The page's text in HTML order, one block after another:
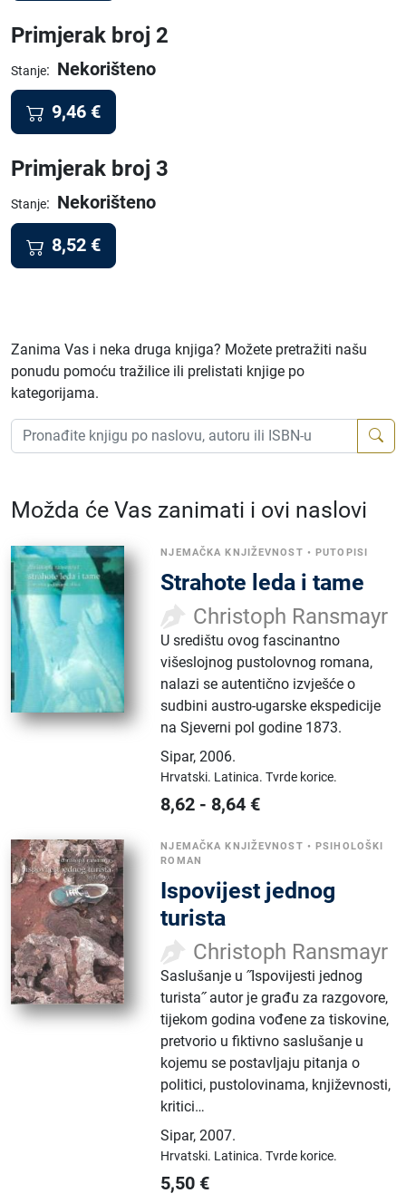
Primjerak broj 2
Stanje: Nekorišteno
9,46 €
Primjerak broj 3
Stanje: Nekorišteno
8,52 €
Zanima Vas i neka druga knjiga? Možete pretražiti našu
ponudu pomoću tražilice ili prelistati knjige po
kategorijama.
Možda će Vas zanimati i ovi naslovi
NJEMAČKA KNJIŽEVNOST • PUTOPISI
Strahote leda i tame
Christoph Ransmayr
U središtu ovog fascinantno
višeslojnog pustolovnog romana,
nalazi se autentično izvješće o
sudbini austro-ugarske ekspedicije
na Sjeverni pol godine 1873.
Sipar,2006.
Hrvatski. Latinica.Tvrde korice.
8,62 - 8,64 €
NJEMAČKA KNJIŽEVNOST • PSIHOLOŠKI
ROMAN
Ispovijest jednog
turista
Christoph Ransmayr
Saslušanje u ˝Ispovijesti jednog
turista˝ autor je građu za razgovore,
tijekom godina vođene za tiskovine,
pretvorio u fiktivno saslušanje u
kojemu se postavljaju pitanja o
politici, pustolovinama, književnosti,
kritici…
Sipar,2007.
Hrvatski. Latinica.Tvrde korice.
5,50 €